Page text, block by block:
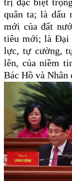
trị đặc biệt
quân ta; là dấu
mới của đất
tiêu mới; là Đại
lực, tự cường,
lên, của niềm
Bác Hồ và Nhân